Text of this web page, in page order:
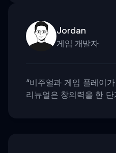
Jordan
게임 개발자
“비주얼과 게임 플레이
리뉴얼은 창의력을 한